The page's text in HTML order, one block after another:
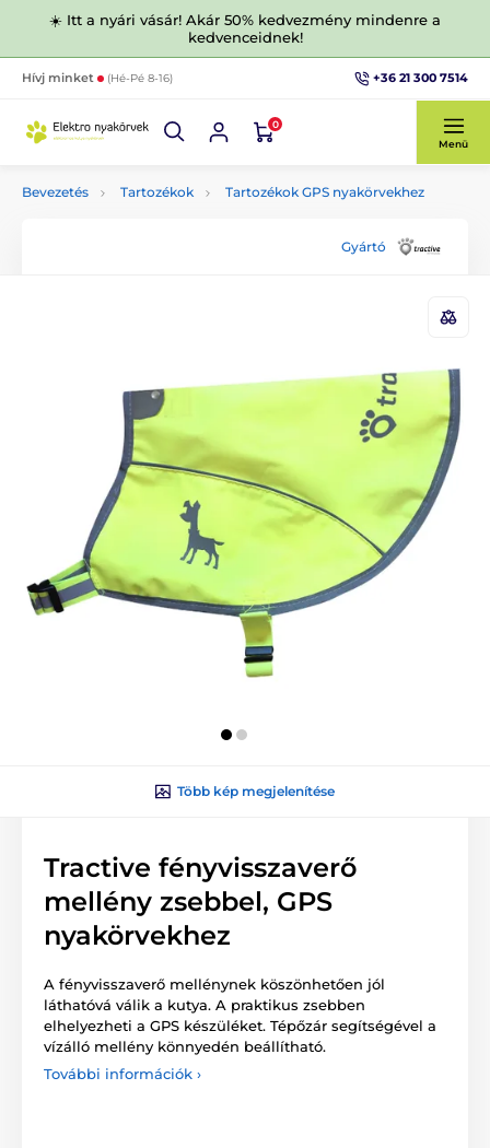
☀️ Itt a nyári vásár! Akár 50% kedvezmény mindenre a
kedvenceidnek!
Hívj minket (Hé-Pé 8-16) +36 21 300 7514
0
Menü
Bevezetés Tartozékok Tartozékok GPS nyakörvekhez
Gyártó
Több kép megjelenítése
Tractive fényvisszaverő
mellény zsebbel, GPS
nyakörvekhez
A fényvisszaverő mellénynek köszönhetően jól
láthatóvá válik a kutya. A praktikus zsebben
elhelyezheti a GPS készüléket. Tépőzár segítségével a
vízálló mellény könnyedén beállítható.
További információk ›